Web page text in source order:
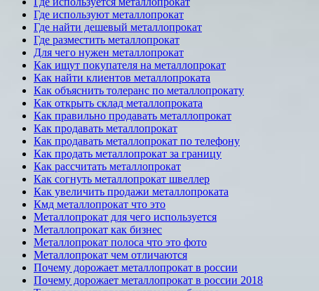
Где используют металлопрокат
Где найти дешевый металлопрокат
Где разместить металлопрокат
Для чего нужен металлопрокат
Как ищут покупателя на металлопрокат
Как найти клиентов металлопроката
Как объяснить толеранс по металлопрокату
Как открыть склад металлопроката
Как правильно продавать металлопрокат
Как продавать металлопрокат
Как продавать металлопрокат по телефону
Как продать металлопрокат за границу
Как рассчитать металлопрокат
Как согнуть металлопрокат швеллер
Как увеличить продажи металлопроката
Кмд металлопрокат что это
Металлопрокат для чего используется
Металлопрокат как бизнес
Металлопрокат полоса что это фото
Металлопрокат чем отличаются
Почему дорожает металлопрокат в россии
Почему дорожает металлопрокат в россии 2018